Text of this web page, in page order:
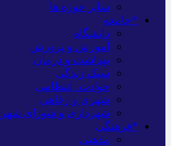
سایر حوزه ها
*جامعه
دانشگاه
آموزش و پرورش
بهداشت و درمان
سبک زندگی
حوادث، انتظامی
شهری و رفاهی
شهرداری و شورای شهر
*فرهنگی
مذهبی